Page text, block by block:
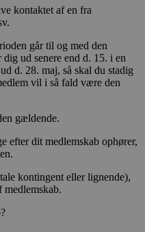
kontaktet af en fra
går til og med den
ud senere end d. 15. i en
d. 28. maj, så skal du stadig
vil i så fald være den
gældende.
efter dit medlemskab ophører,
kontingent eller lignende),
medlemskab.